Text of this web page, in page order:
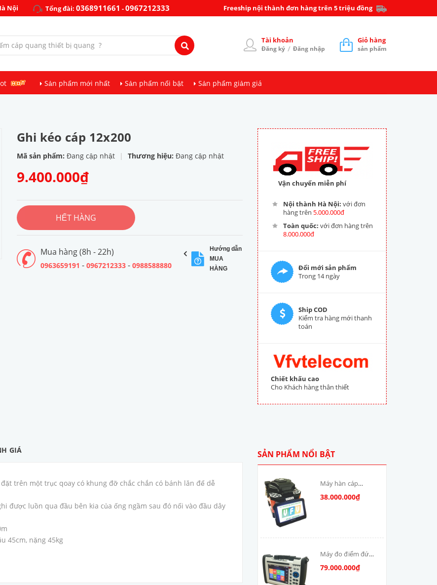
Nội Tổng đài: 0368911661 -0967212333 Freeship nội thành đơn hàng trên 5 triệu đồng
Tài khoản
Đăng ký / Đăng nhập
Giỏ hàng
sản phẩm
Sản phẩm mới nhất Sản phẩm nổi bật Sản phẩm giảm giá
Ghi kéo cáp 12x200
Mã sản phẩm: Đang cập nhật | Thương hiệu: Đang cập nhật
9.400.000₫
HẾT HÀNG
Mua hàng (8h - 22h)
0963659191 - 0967212333 - 0988588880
Hướng dẫn
MUA
HÀNG
Vận chuyển miễn phí
Nội thành Hà Nội: với đơn
hàng trên 5.000.000đ
Toàn quốc: với đơn hàng trên
8.000.000đ
Đổi mới sản phẩm
Trong 14 ngày
Ship COD
Kiểm tra hàng mới thanh
toán
Chiết khấu cao
Cho Khách hàng thân thiết
GIÁ
trên một trục qoay có khung đỡ chắc chắn có bánh lăn để dễ
được luồn qua đầu bên kia của ống ngầm sau đó nối vào đầu dây
45cm, nặng 45kg
SẢN PHẨM NỔI BẬT
Máy hàn cáp
quang T-V6S-MAX
38.000.000₫
Máy đo điểm đứt
cáp quang: DSX-
79.000.000₫